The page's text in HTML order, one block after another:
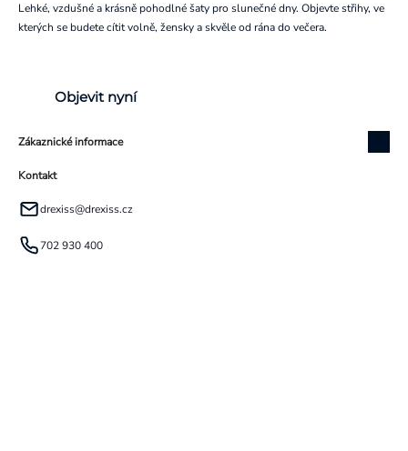
Lehké, vzdušné a krásně pohodlné šaty pro slunečné dny. Objevte střihy, ve
kterých se budete cítit volně, žensky a skvěle od rána do večera.
Objevit nyní
Zákaznické informace
Kontakt
drexiss@drexiss.cz
702 930 400